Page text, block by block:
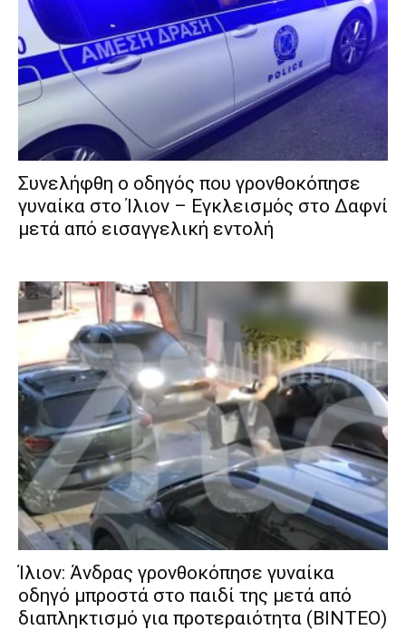
Συνελήφθη ο οδηγός που γρονθοκόπησε
γυναίκα στο Ίλιον – Εγκλεισμός στο Δαφνί
μετά από εισαγγελική εντολή
Ίλιον: Άνδρας γρονθοκόπησε γυναίκα
οδηγό μπροστά στο παιδί της μετά από
διαπληκτισμό για προτεραιότητα (ΒΙΝΤΕΟ)